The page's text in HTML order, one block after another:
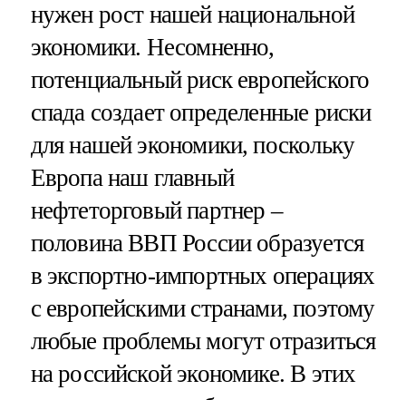
нужен рост нашей национальной
экономики. Несомненно,
потенциальный риск европейского
спада создает определенные риски
для нашей экономики, поскольку
Европа наш главный
нефтеторговый партнер –
половина ВВП России образуется
в экспортно-импортных операциях
с европейскими странами, поэтому
любые проблемы могут отразиться
на российской экономике. В этих